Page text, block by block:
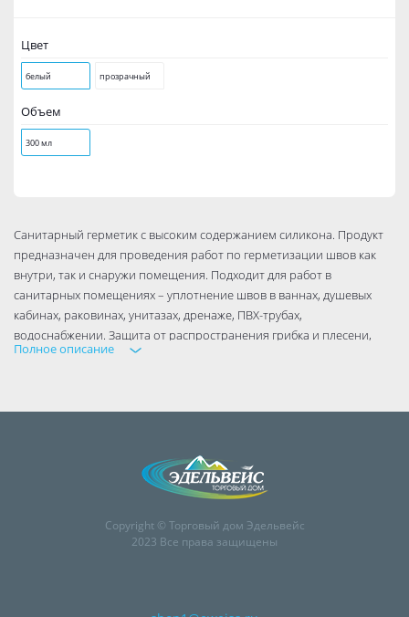
Цвет
белый прозрачный
Объем
300 мл
Санитарный герметик с высоким содержанием силикона. Продукт
предназначен для проведения работ по герметизации швов как
внутри, так и снаружи помещения. Подходит для работ в
санитарных помещениях – уплотнение швов в ваннах, душевых
кабинах, раковинах, унитазах, дренаже, ПВХ-трубах,
водоснабжении. Защита от распространения грибка и плесени,
защита от УФ-излучения. Не меняет цвет и не чернеет в период
Полное описание
Copyright © Торговый дом Эдельвейс
2023 Все права защищены